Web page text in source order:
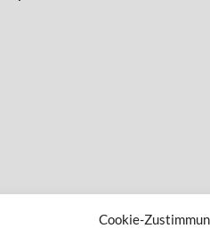
Cookie-